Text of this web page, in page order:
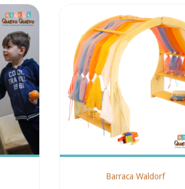
Barraca Waldorf